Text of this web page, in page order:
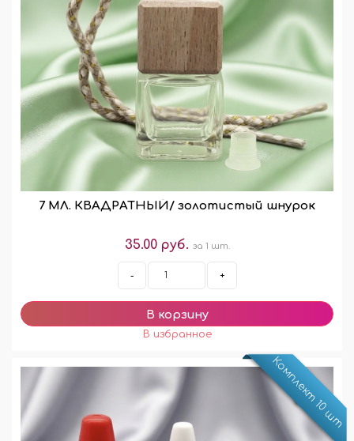
7 МЛ. КВАДРАТНЫЙ/ золотистый шнурок
35.00 руб. за 1 шт.
- +
Комплект 10 шт